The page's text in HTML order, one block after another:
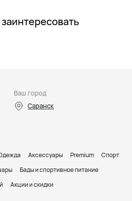
Ваш город
Саранск
Аксессуары Premium
Спорт
Бады и спортивное питание
Акции и скидки